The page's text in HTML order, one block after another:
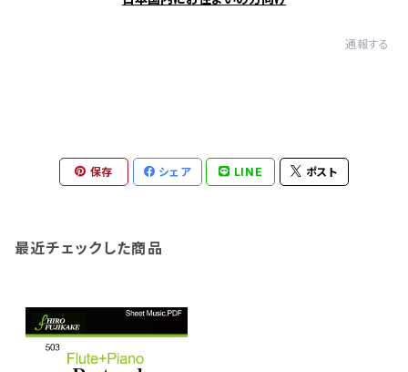
通報する
保存 シェア LINE ポスト
最近チェックした商品